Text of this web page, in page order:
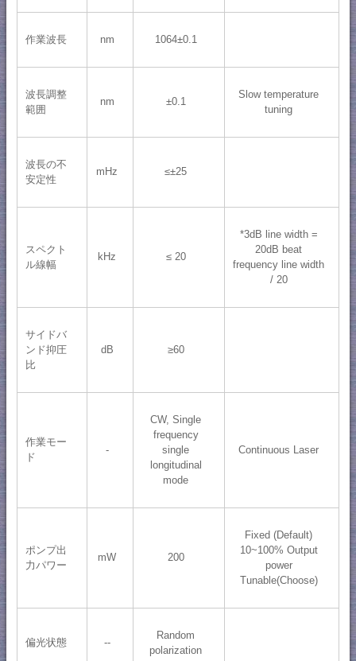
作業波長 nm 1064±0.1
波長調整
範囲
nm ±0.1
Slow temperature
tuning
波長の不
安定性
mHz ≤±25
スペクト
ル線幅
kHz ≤ 20
*3dB line width =
20dB beat
frequency line width
/ 20
サイドバ
ンド抑圧
比
dB ≥60
作業モー
ド
-
CW, Single
frequency
single
longitudinal
mode
Continuous Laser
ポンプ出
力パワー
mW 200
Fixed (Default)
10~100% Output
power
Tunable(Choose)
偏光状態 --
Random
polarization